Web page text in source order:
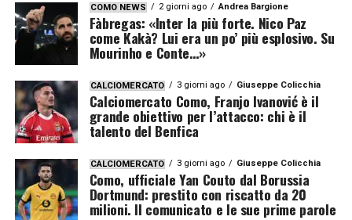
COMO NEWS 2 giorni ago Andrea Bargione
Fàbregas: «Inter la più forte. Nico Paz
come Kakà? Lui era un po’ più esplosivo. Su
Mourinho e Conte…»
CALCIOMERCATO 3 giorni ago Giuseppe Colicchia
Calciomercato Como, Franjo Ivanović è il
grande obiettivo per l’attacco: chi è il
talento del Benfica
CALCIOMERCATO 3 giorni ago Giuseppe Colicchia
Como, ufficiale Yan Couto dal Borussia
Dortmund: prestito con riscatto da 20
milioni. Il comunicato e le sue prime parole